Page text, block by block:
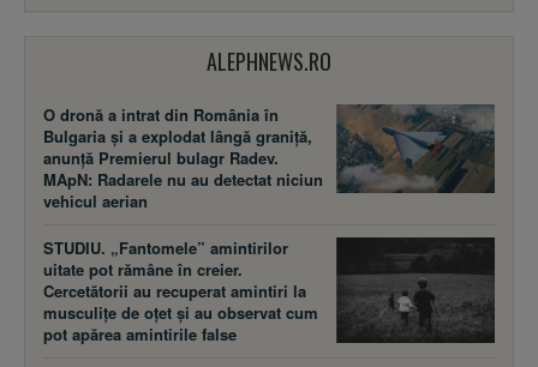
ALEPHNEWS.RO
O dronă a intrat din România în
Bulgaria și a explodat lângă graniță,
anunță Premierul bulagr Radev.
MApN: Radarele nu au detectat niciun
vehicul aerian
STUDIU. „Fantomele” amintirilor
uitate pot rămâne în creier.
Cercetătorii au recuperat amintiri la
musculițe de oțet și au observat cum
pot apărea amintirile false